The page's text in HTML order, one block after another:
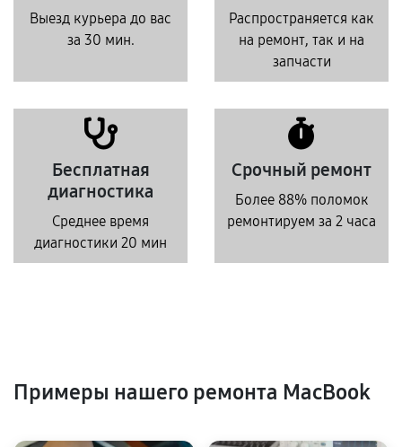
Выезд курьера до вас
за 30 мин.
Распространяется как
на ремонт, так и на
запчасти
Бесплатная
диагностика
Среднее время
диагностики 20 мин
Срочный ремонт
Более 88% поломок
ремонтируем за 2 часа
Примеры нашего ремонта MacBook